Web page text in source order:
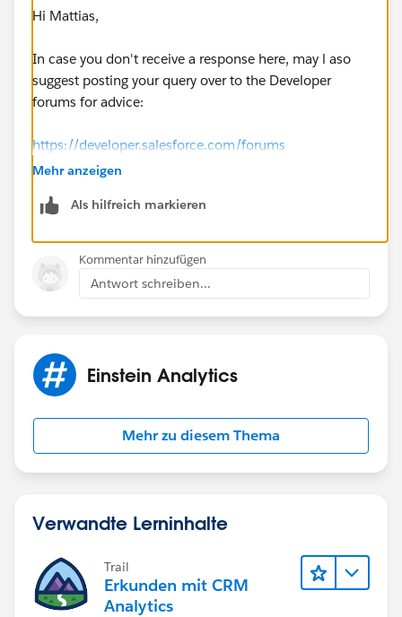
Hi Mattias,
In case you don't receive a response here, may l aso
suggest posting your query over to the Developer
forums for advice:
https://developer.salesforce.com/forums
Mehr anzeigen
Als hilfreich markieren
Kommentar hinzufügen
Antwort schreiben...
Einstein Analytics
Mehr zu diesem Thema
Verwandte Lerninhalte
Trail
Erkunden mit CRM
Analytics